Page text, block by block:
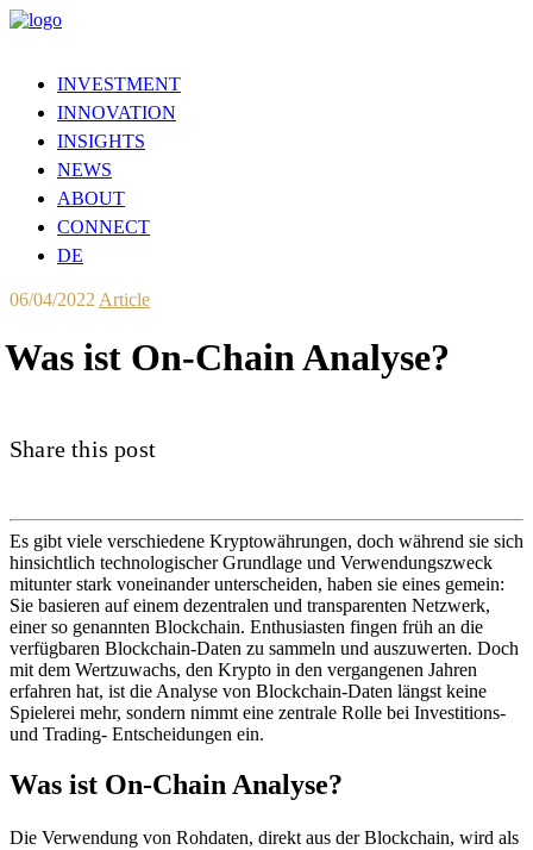
INVESTMENT
INNOVATION
INSIGHTS
NEWS
ABOUT
CONNECT
DE
06/04/2022 Article
Was ist On-Chain Analyse?
Share this post
Es gibt viele verschiedene Kryptowährungen, doch während sie sich
hinsichtlich technologischer Grundlage und Verwendungszweck
mitunter stark voneinander unterscheiden, haben sie eines gemein:
Sie basieren auf einem dezentralen und transparenten Netzwerk,
einer so genannten Blockchain. Enthusiasten fingen früh an die
verfügbaren Blockchain-Daten zu sammeln und auszuwerten. Doch
mit dem Wertzuwachs, den Krypto in den vergangenen Jahren
erfahren hat, ist die Analyse von Blockchain-Daten längst keine
Spielerei mehr, sondern nimmt eine zentrale Rolle bei Investitions-
und Trading- Entscheidungen ein.
Was ist On-Chain Analyse?
Die Verwendung von Rohdaten, direkt aus der Blockchain, wird als